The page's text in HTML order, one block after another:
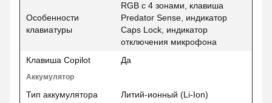
Особенности
клавиатуры
RGB с 4 зонами, клавиша
Predator Sense, индикатор
Caps Lock, индикатор
отключения микрофона
Клавиша Copilot
Да
Аккумулятор
Тип аккумулятора
Литий-ионный (Li-Ion)